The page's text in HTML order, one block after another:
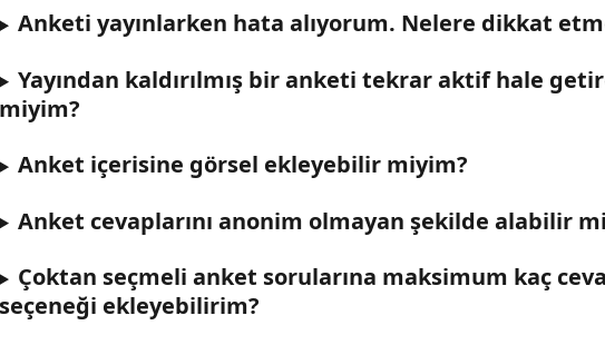
Anketi yayınlarken hata alıyorum. Nelere dikkat
Yayından kaldırılmış bir anketi tekrar aktif hale
miyim?
Anket içerisine görsel ekleyebilir miyim?
Anket cevaplarını anonim olmayan şekilde alabilir
Çoktan seçmeli anket sorularına maksimum kaç
seçeneği ekleyebilirim?